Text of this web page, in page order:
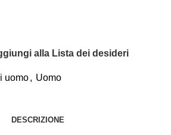
alla Lista dei desideri
uomo, Uomo
DESCRIZIONE